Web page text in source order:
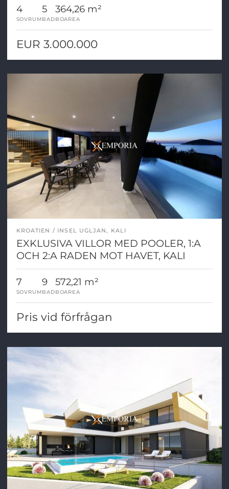
4
SOVRUM
5
BAD
364,26 m²
BOAREA
EUR 3.000.000
KROATIEN INSEL UGLJAN, KALI
EXKLUSIVA VILLOR MED POOLER, 1:A
OCH 2:A RADEN MOT HAVET, KALI
7
SOVRUM
9
BAD
572,21 m²
BOAREA
Pris vid förfrågan